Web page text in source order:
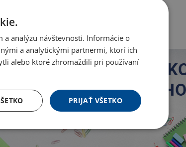
a analýzu návštevnosti. Informácie o
a analytickými partnermi, ktorí ich
alebo ktoré zhromaždili pri používaní
PRIJAŤ VŠETKO